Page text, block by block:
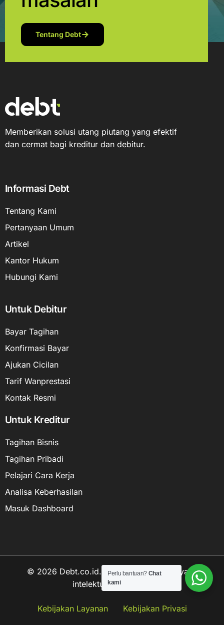
Tentang Debt
Memberikan solusi utang piutang yang efektif
dan cermat bagi kreditur dan debitur.
Informasi Debt
Tentang Kami
Pertanyaan Umum
Artikel
Kantor Hukum
Hubungi Kami
Untuk Debitur
Bayar Tagihan
Konfirmasi Bayar
Ajukan Cicilan
Tarif Wanprestasi
Kontak Resmi
Untuk Kreditur
Tagihan Bisnis
Tagihan Pribadi
Pelajari Cara Kerja
Analisa Keberhasilan
Masuk Dashboard
© 2026 Debt.co.id. Hak cipta data kekayaan
intelektual dilindungi.
Kebijakan Layanan Kebijakan Privasi
Hubungi kami
Perlu bantuan? Chat
kami